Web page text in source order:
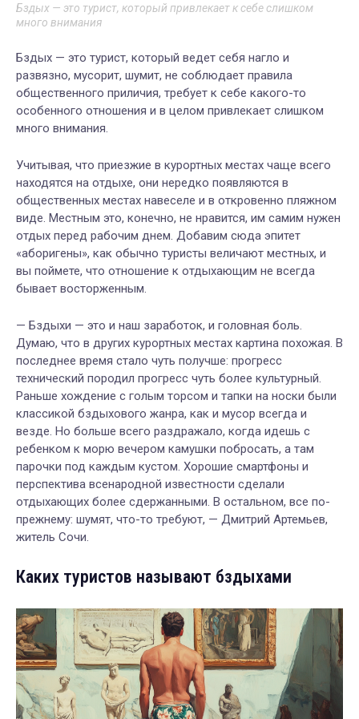
Бздых — это турист, который привлекает к себе слишком
много внимания
Бздых — это турист, который ведет себя нагло и
развязно, мусорит, шумит, не соблюдает правила
общественного приличия, требует к себе какого-то
особенного отношения и в целом привлекает слишком
много внимания.
Учитывая, что приезжие в курортных местах чаще всего
находятся на отдыхе, они нередко появляются в
общественных местах навеселе и в откровенно пляжном
виде. Местным это, конечно, не нравится, им самим нужен
отдых перед рабочим днем. Добавим сюда эпитет
«аборигены», как обычно туристы величают местных, и
вы поймете, что отношение к отдыхающим не всегда
бывает восторженным.
— Бздыхи — это и наш заработок, и головная боль.
Думаю, что в других курортных местах картина похожая. В
последнее время стало чуть получше: прогресс
технический породил прогресс чуть более культурный.
Раньше хождение с голым торсом и тапки на носки были
классикой бздыхового жанра, как и мусор всегда и
везде. Но больше всего раздражало, когда идешь с
ребенком к морю вечером камушки побросать, а там
парочки под каждым кустом. Хорошие смартфоны и
перспектива всенародной известности сделали
отдыхающих более сдержанными. В остальном, все по-
прежнему: шумят, что-то требуют, — Дмитрий Артемьев,
житель Сочи.
Каких туристов называют бздыхами